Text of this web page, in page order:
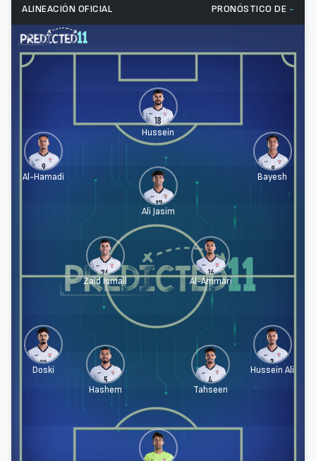
ALINEACIÓN OFICIAL PRONÓSTICO DE -
Al-Hamadi
Ali Jasim
Doski
Tahseen
Hashem
Hussein Ali
Al-Ammari
Zaid Ismail
Bayesh
Hussein